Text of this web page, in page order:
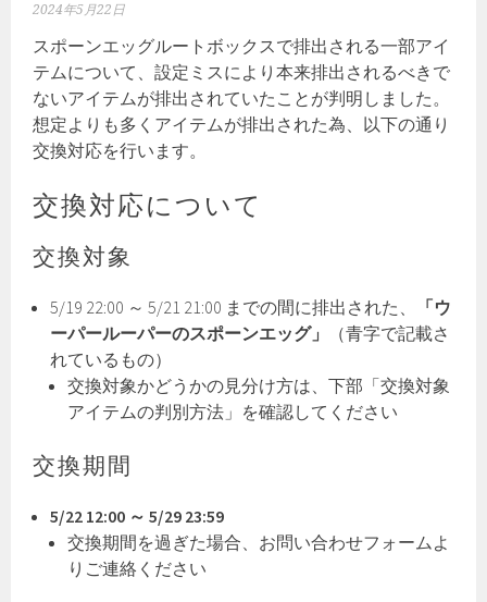
2024年5月22日
スポーンエッグルートボックスで排出される一部アイ
テムについて、設定ミスにより本来排出されるべきで
ないアイテムが排出されていたことが判明しました。
想定よりも多くアイテムが排出された為、以下の通り
交換対応を行います。
交換対応について
交換対象
5/19 22:00 ～ 5/21 21:00 までの間に排出された、
「ウ
ーパールーパーのスポーンエッグ」
（青字で記載さ
れているもの）
交換対象かどうかの見分け方は、下部「交換対象
アイテムの判別方法」を確認してください
交換期間
5/22 12:00 ～ 5/29 23:59
交換期間を過ぎた場合、お問い合わせフォームよ
りご連絡ください